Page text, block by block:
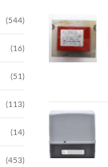
(544)
(16)
(51)
(113)
(14)
(453)